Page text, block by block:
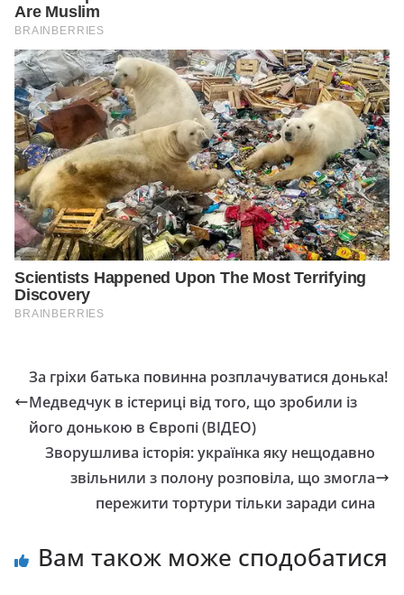
За гріхи батька повинна розплачуватися донька!
Медведчук в істериці від того, що зробили із
його донькою в Європі (ВІДЕО)
Зворушлива історія: українка яку нещодавно
звільнили з полону розповіла, що змогла
пережити тортури тільки заради сина
Вам також може сподобатися